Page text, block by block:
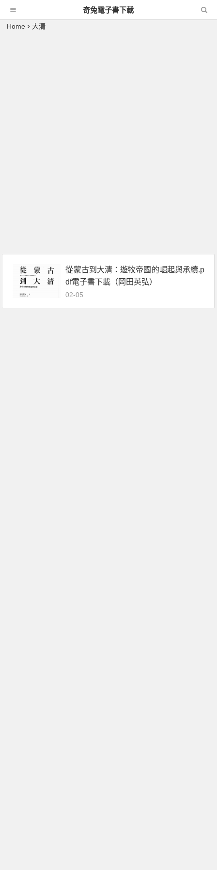
奇兔電子書下載
Home 大清
從蒙古到大清：遊牧帝國的崛起與承續.p
df電子書下載（岡田英弘）
02-05